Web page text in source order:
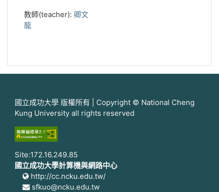
教師(teacher): 卿文
龍
國立成功大學 版權所有 | Copyright © National Cheng
Kung University all rights reserved
Site:172.16.249.85
國立成功大學計算機與網路中心
http://cc.ncku.edu.tw/
sfkuo@ncku.edu.tw